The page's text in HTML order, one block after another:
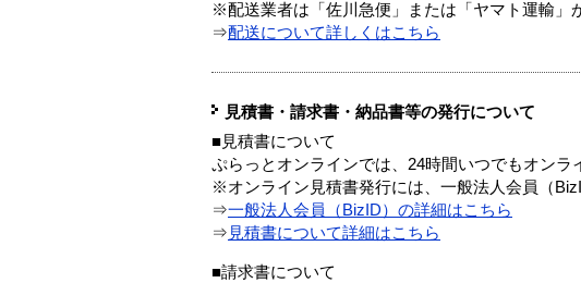
※配送業者は「佐川急便」または「ヤマト運輸」
⇒配送について詳しくはこちら
見積書・請求書・納品書等の発行について
■見積書について
ぷらっとオンラインでは、24時間いつでもオンラ
※オンライン見積書発行には、一般法人会員（
⇒一般法人会員（BizID）の詳細はこちら
⇒ 見積書について詳細はこちら
■請求書について